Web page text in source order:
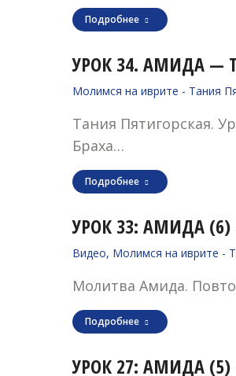
Подробнее
УРОК 34. АМИДА —
Молимся на иврите - Тания
Тания Пятигорская.
Браха…
Подробнее
УРОК 33: АМИДА (6)
Видео, Молимся на иврите -
Молитва Амида.
Подробнее
УРОК 27: АМИДА (5)